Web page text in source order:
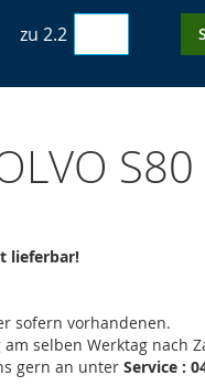
zu 2.2
S80
lieferbar!
sofern vorhandenen.
selben Werktag nach
gern an unterService :